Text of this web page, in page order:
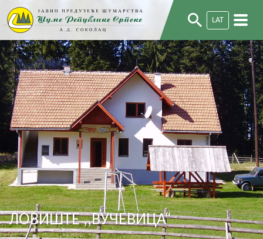
LAT
ЛОВИШТЕ ,,ВУЧЕВИЦА“